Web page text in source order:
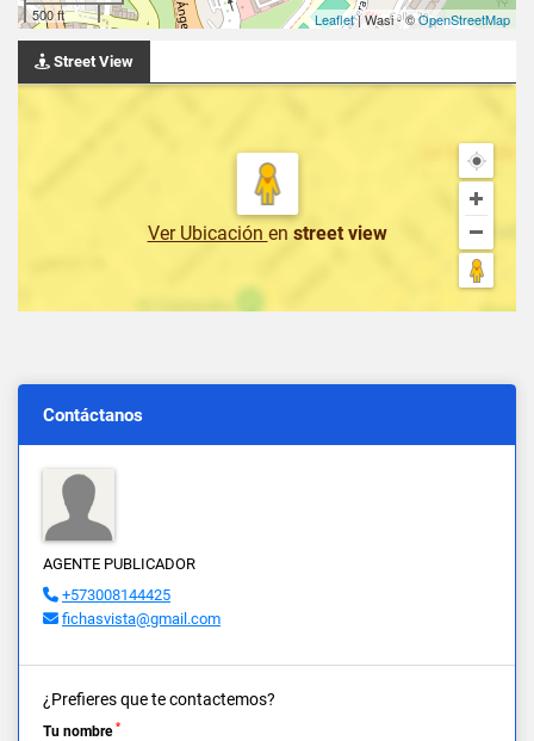
500 ft
Leaflet| Wasi - ©OpenStreetMap
Street View
Ver Ubicación en street view
Contáctanos
AGENTE PUBLICADOR
+573008144425
fichasvista@gmail.com
¿Prefieres que te contactemos?
Tu nombre *